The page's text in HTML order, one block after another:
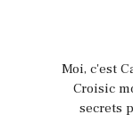
Moi, c'est
Croisic
secrets